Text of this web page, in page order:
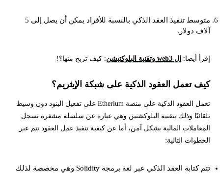
متوسط تنفيذ العقد الذكي بالنسبة للأفراد يمكن أن يصل إلى 5
آلاف دولار.
إقرأ أيضا: ال web3 وتقنية البلوكتيشن : كيف تربح منها؟!
كيف تعمل العقود الذكية على شبكة الإيثريم؟
تعمل العقود الذكية على منصة Etherium على تفعيل البنود دون وسيط
تلقائيًا وذلك بتقنية البلوكشتين وهي عبارة عن سلسلة مشفرة تسجل
المعاملات المالية بشكل آمن، أما عن كيفية تنفيذ عمل العقود تتم عبر
الخطوات التالية:
تتم كتابة العقد الذكي عبر لغة برمجة Solidity وهي مخصصة لذلك